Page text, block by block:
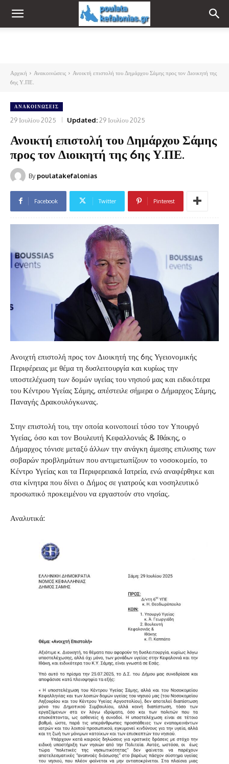
Αρχική Ανακοινώσεις
Ανοικτή επιστολή του Δημάρχου Σάμης προς τον Διοικητή της
6ης Υ.ΠΕ.
ΑΝΑΚΟΙΝΏΣΕΙΣ
29 Ιουλίου 2025 Updated:29 Ιουλίου 2025
Ανοικτή επιστολή του Δημάρχου Σάμης
προς τον Διοικητή της 6ης Υ.ΠΕ.
By poulatakefalonias
Facebook Twitter Pinterest
Ανοιχτή επιστολή προς τον Διοικητή της 6ης Υγειονομικής
Περιφέρειας με θέμα τη δυσλειτουργία και κυρίως την
υποστελέχωση των δομών υγείας του νησιού μας και ειδικότερα
του Κέντρου Υγείας Σάμης, απέστειλε σήμερα ο Δήμαρχος Σάμης,
Παναγής Δρακουλόγκωνας.
Στην επιστολή του, την οποία κοινοποιεί τόσο τον Υπουργό
Υγείας, όσο και τον Βουλευτή Κεφαλλονιάς & Ιθάκης, ο
Δήμαρχος τόνισε μεταξύ άλλων την ανάγκη άμεσης επιλυσης των
σοβαρών προβλημάτων που αντιμετωπίζουν το νοσοκομείο, το
Κέντρο Υγείας και τα Περιφερειακά Ιατρεία, ενώ αναφέρθηκε και
στα κίνητρα που δίνει ο Δήμος σε γιατρούς και νοσηλευτικό
προσωπικό προκειμένου να εργαστούν στο νησίας.
Αναλυτικά: